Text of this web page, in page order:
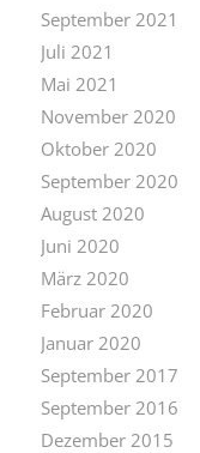
September 2021
Juli 2021
Mai 2021
November 2020
Oktober 2020
September 2020
August 2020
Juni 2020
März 2020
Februar 2020
Januar 2020
September 2017
September 2016
Dezember 2015